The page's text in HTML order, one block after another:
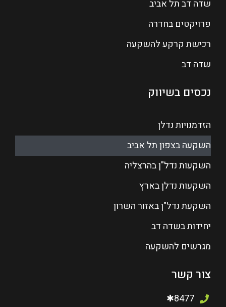
שדה דב תל אביב
פרויקטים בחדרה
רכישת קרקע להשקעה
שדה דב
נכסים בשיווק
הזדמנויות נדלן
השקעה בצפון תל אביב
השקעות נדל"ן בהרצליה
השקעות נדלן בארץ
השקעת נדל"ן באזור השרון
יחידות בשדה דב
מגרשים להשקעה
צור קשר
8477✱